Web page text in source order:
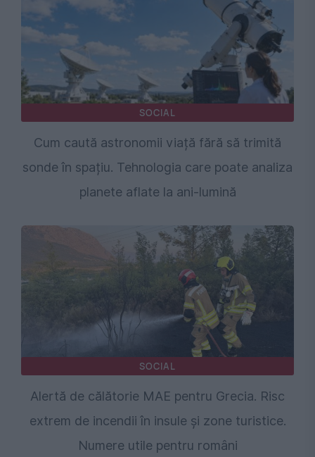
SOCIAL
Cum caută astronomii viață fără să trimită
sonde în spațiu. Tehnologia care poate analiza
planete aflate la ani-lumină
SOCIAL
Alertă de călătorie MAE pentru Grecia. Risc
extrem de incendii în insule și zone turistice.
Numere utile pentru români